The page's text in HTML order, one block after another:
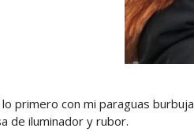
lo primero con mi paraguas
de iluminador y rubor.